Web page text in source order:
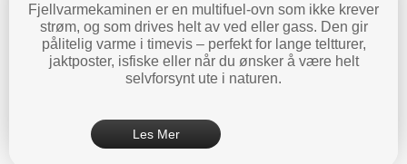
Fjellvarmekaminen er en multifuel-ovn som ikke krever
strøm, og som drives helt av ved eller gass. Den gir
pålitelig varme i timevis – perfekt for lange teltturer,
jaktposter, isfiske eller når du ønsker å være helt
selvforsynt ute i naturen.
Les Mer